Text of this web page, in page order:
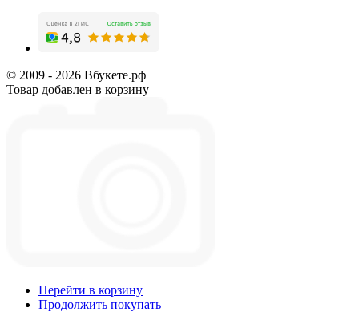
© 2009 - 2026 Вбукете.рф
Товар добавлен в корзину
Перейти в корзину
Продолжить покупать